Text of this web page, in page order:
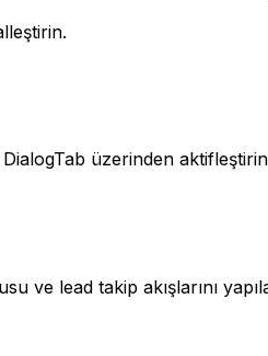
üzerinden
ve lead takip akışlarını